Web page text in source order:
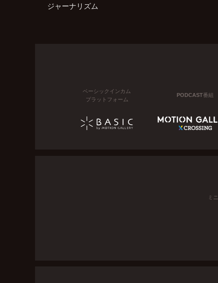
ジャーナリズム
ベーシックインカム
プラットフォーム
PODCAST番組
ミ